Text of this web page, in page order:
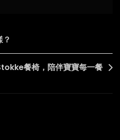
為
你
路
餐椅，陪伴寶寶每一餐